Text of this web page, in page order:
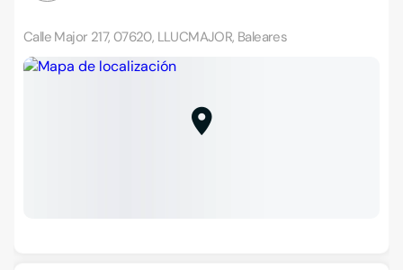
Calle Major 217, 07620, LLUCMAJOR, Baleares